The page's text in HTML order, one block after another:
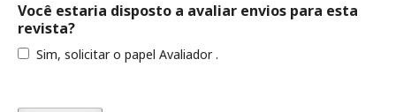
Você estaria disposto a avaliar envios para esta
revista?
Sim, solicitar o papel Avaliador .